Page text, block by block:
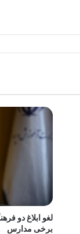
لغو ابلاغ دو
برخی مدارس